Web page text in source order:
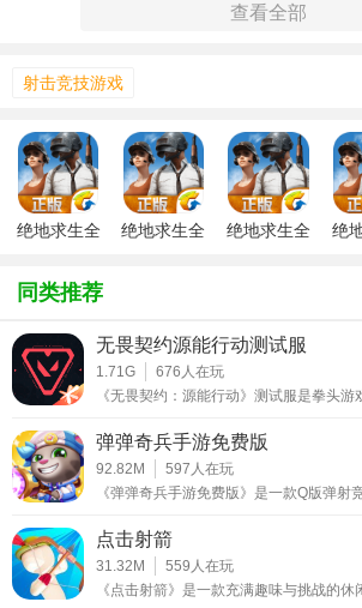
需要在一片广袤的战场上与其他玩家展
后的生存机会。
2. 游戏目标：在限定时间内，玩家需要
3. 地图与资源：游戏包含多个风格各异
4. 武器与装备：游戏提供多种现代及未
械、手榴弹、无人机等，以及各类防御和
5. 社交与组队：玩家可以邀请好友组队
对战场上的挑战。
【2026绝地求生全军出击玩法】
1. 跳伞入场：游戏开始时，玩家将从高
查看全部
射击竞技游戏
绝地求生全
五军
v1.0.6.3.0
绝地求生全
绝地求生全
绝
同类推荐
无畏契约源能行动测试服
1.71G 676 人在玩
《无畏契约：源能行动》测试服是拳头游
弹弹奇兵手游免费版
92.82M 597 人在玩
《弹弹奇兵手游免费版》是一款Q版弹射竞
点击射箭
31.32M 559 人在玩
《点击射箭》是一款充满趣味与挑战的休